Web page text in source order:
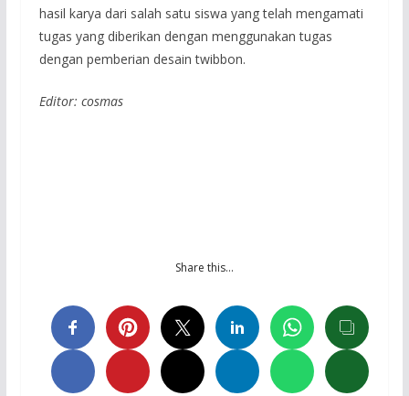
hasil karya dari salah satu siswa yang telah mengamati
tugas yang diberikan dengan menggunakan tugas
dengan pemberian desain twibbon.
Editor: cosmas
Share this…